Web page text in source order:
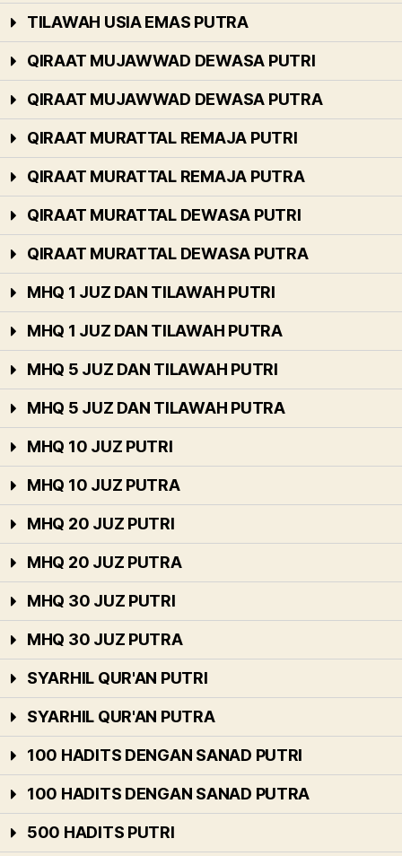
TILAWAH USIA EMAS PUTRA
QIRAAT MUJAWWAD DEWASA PUTRI
QIRAAT MUJAWWAD DEWASA PUTRA
QIRAAT MURATTAL REMAJA PUTRI
QIRAAT MURATTAL REMAJA PUTRA
QIRAAT MURATTAL DEWASA PUTRI
QIRAAT MURATTAL DEWASA PUTRA
MHQ 1 JUZ DAN TILAWAH PUTRI
MHQ 1 JUZ DAN TILAWAH PUTRA
MHQ 5 JUZ DAN TILAWAH PUTRI
MHQ 5 JUZ DAN TILAWAH PUTRA
MHQ 10 JUZ PUTRI
MHQ 10 JUZ PUTRA
MHQ 20 JUZ PUTRI
MHQ 20 JUZ PUTRA
MHQ 30 JUZ PUTRI
MHQ 30 JUZ PUTRA
SYARHIL QUR'AN PUTRI
SYARHIL QUR'AN PUTRA
100 HADITS DENGAN SANAD PUTRI
100 HADITS DENGAN SANAD PUTRA
500 HADITS PUTRI